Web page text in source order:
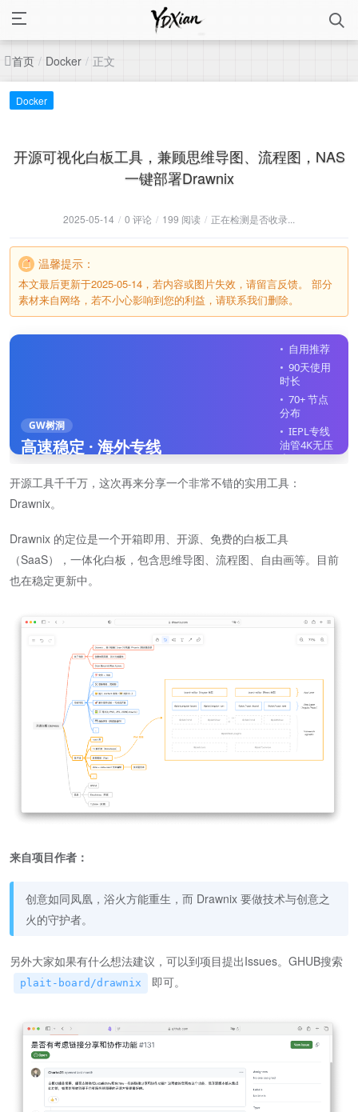
首页 / Docker / 正文
Docker
开源可视化白板工具，兼顾思维导图、流程图，NAS
一键部署Drawnix
2025-05-14 / 0 评论 / 199 阅读 / 正在检测是否收录...
温馨提示：
本文最后更新于2025-05-14，若内容或图片失效，请留言反馈。 部分
素材来自网络，若不小心影响到您的利益，请联系我们删除。
GW树洞
高速稳定 · 海外专线
自用推荐
90天使用
时长
70+ 节点
分布
IEPL专线
油管4K无压
力
户端
开源工具千千万，这次再来分享一个非常不错的实用工具：
Drawnix。
Drawnix 的定位是一个开箱即用、开源、免费的白板工具
（SaaS），一体化白板，包含思维导图、流程图、自由画等。目前
也在稳定更新中。
来自项目作者：
创意如同凤凰，浴火方能重生，而 Drawnix 要做技术与创意之
火的守护者。
另外大家如果有什么想法建议，可以到项目提出Issues。GHUB搜索
plait-board/drawnix 即可。